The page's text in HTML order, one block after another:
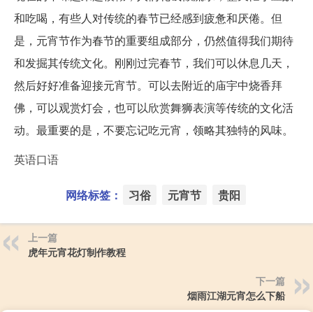
和吃喝，有些人对传统的春节已经感到疲惫和厌倦。但
是，元宵节作为春节的重要组成部分，仍然值得我们期待
和发掘其传统文化。刚刚过完春节，我们可以休息几天，
然后好好准备迎接元宵节。可以去附近的庙宇中烧香拜
佛，可以观赏灯会，也可以欣赏舞狮表演等传统的文化活
动。最重要的是，不要忘记吃元宵，领略其独特的风味。
英语口语
网络标签： 习俗 元宵节 贵阳
上一篇
虎年元宵花灯制作教程
下一篇
烟雨江湖元宵怎么下船